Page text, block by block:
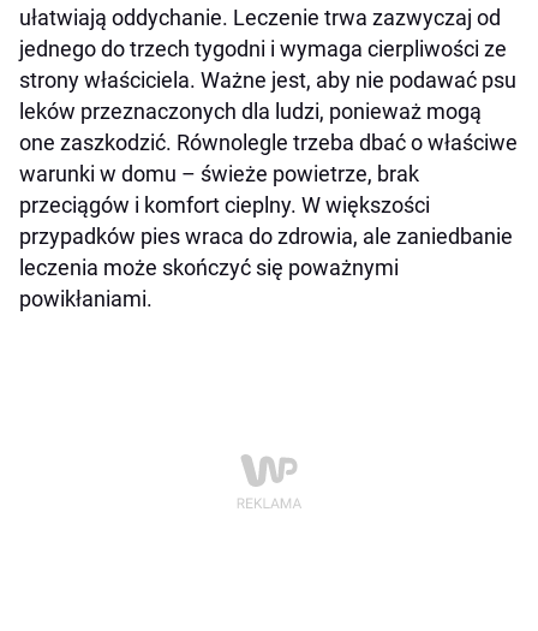
ułatwiają oddychanie. Leczenie trwa zazwyczaj od
jednego do trzech tygodni i wymaga cierpliwości ze
strony właściciela. Ważne jest, aby nie podawać psu
leków przeznaczonych dla ludzi, ponieważ mogą
one zaszkodzić. Równolegle trzeba dbać o właściwe
warunki w domu – świeże powietrze, brak
przeciągów i komfort cieplny. W większości
przypadków pies wraca do zdrowia, ale zaniedbanie
leczenia może skończyć się poważnymi
powikłaniami.